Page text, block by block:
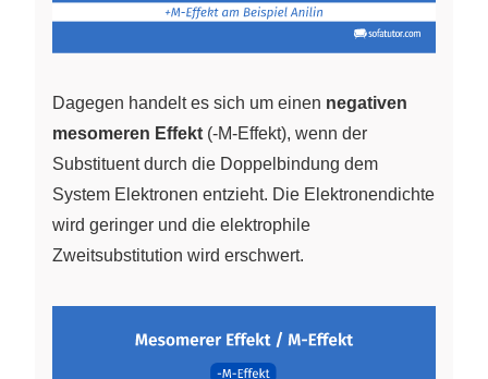
Dagegen handelt es sich um einen negativen
mesomeren Effekt (-M-Effekt), wenn der
Substituent durch die Doppelbindung dem
System Elektronen entzieht. Die Elektronendichte
wird geringer und die elektrophile
Zweitsubstitution wird erschwert.